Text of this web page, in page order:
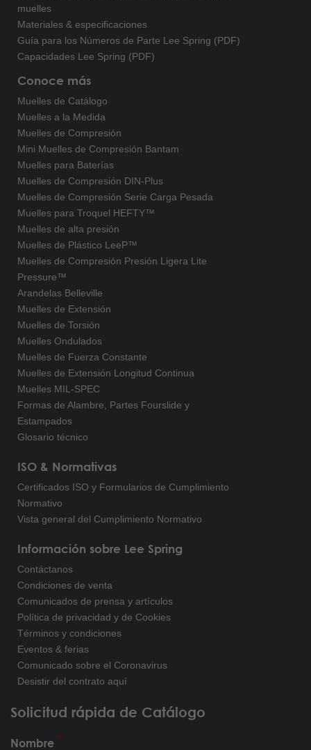
muelles
Materiales & especificaciones
Guía para los Números de Parte Lee Spring (PDF)
Capacidades Lee Spring (PDF)
Conoce más
Muelles de Catálogo
Muelles a la Medida
Muelles de Compresión
Mini Muelles de Compresión Bantam
Muelles para Baterías
Muelles de Compresión DIN-Plus
Muelles de Compresión Serie Carga Pesada
Muelles para Troquel HEFTY™
Muelles de alta presión
Muelles de Plástico LeeP™
Muelles de Compresión Presión Ligera Lite
Pressure™
Arandelas Belleville
Muelles de Extensión
Muelles de Torsión
Muelles Ondulados
Muelles de Fuerza Constante
Muelles de Extensión Longitud Continua
Muelles MIL-SPEC
Formas de Alambre, Partes Fourslide y
Estampados
Glosario técnico
ISO & Normativas
Certificados ISO y Formularios de Cumplimiento
Normativo
Vista general del Cumplimiento Normativo
Información sobre Lee Spring
Contáctanos
Condiciones de venta
Comunicados de prensa y artículos
Política de privacidad y de Cookies
Términos y condiciones
Eventos & ferias
Comunicado sobre el Coronavirus
Desistir del contrato aquí
Solicitud rápida de Catálogo
Nombre